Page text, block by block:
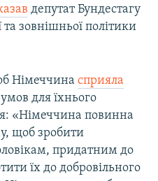
депутат Бундестагу
та зовнішньої політики
Німеччина сприяла
для їхнього
«Німеччина повинна
щоб зробити
придатним до
їх до добровільного